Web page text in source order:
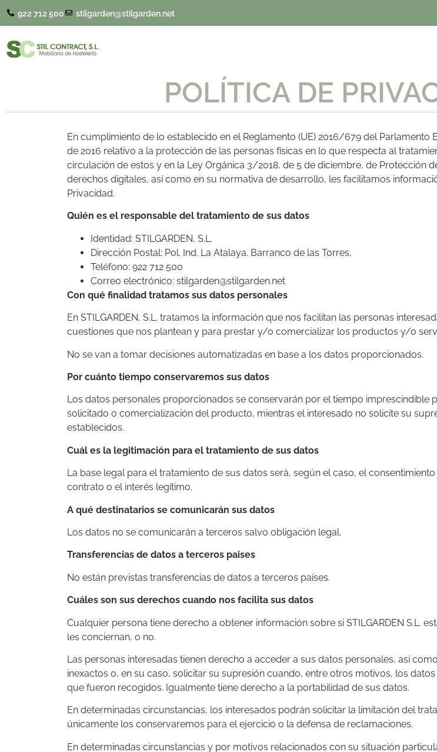
922 712 500 stilgarden@stilgarden.net
POLÍTICA DE
En cumplimiento de lo establecido en el Reglamento (UE) 2016/679 del Parlamento
de 2016 relativo a la protección de las personas físicas en lo que respecta al
circulación de estos y en la Ley Orgánica 3/2018, de 5 de diciembre, de Protección
derechos digitales, así como en su normativa de desarrollo, les facilitamos
Privacidad.
Quién es el responsable del tratamiento de sus datos
Identidad: STILGARDEN, S.L.
Dirección Postal: Pol. Ind. La Atalaya. Barranco de las Torres,
Teléfono: 922 712 500
Correo electrónico: stilgarden@stilgarden.net
Con qué finalidad tratamos sus datos personales
En STILGARDEN, S.L. tratamos la información que nos facilitan las personas
cuestiones que nos plantean y para prestar y/o comercializar los productos y/o
No se van a tomar decisiones automatizadas en base a los datos proporcionados.
Por cuánto tiempo conservaremos sus datos
Los datos personales proporcionados se conservarán por el tiempo imprescindible
solicitado o comercialización del producto, mientras el interesado no solicite su
establecidos.
Cuál es la legitimación para el tratamiento de sus datos
La base legal para el tratamiento de sus datos será, según el caso, el
contrato o el interés legítimo.
A qué destinatarios se comunicarán sus datos
Los datos no se comunicarán a terceros salvo obligación legal.
Transferencias de datos a terceros paises
No están previstas transferencias de datos a terceros países.
Cuáles son sus derechos cuando nos facilita sus datos
Cualquier persona tiene derecho a obtener información sobre si STILGARDEN S.L.
les conciernan, o no.
Las personas interesadas tienen derecho a acceder a sus datos personales, así
inexactos o, en su caso, solicitar su supresión cuando, entre otros motivos, los
que fueron recogidos. Igualmente tiene derecho a la portabilidad de sus datos.
En determinadas circunstancias, los interesados podrán solicitar la limitación del
únicamente los conservaremos para el ejercicio o la defensa de reclamaciones.
En determinadas circunstancias y por motivos relacionados con su situación